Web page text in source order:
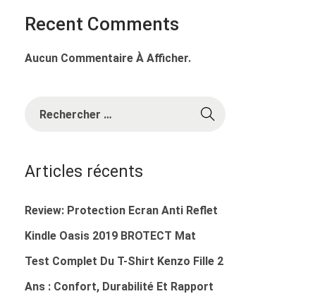
Recent Comments
Aucun Commentaire À Afficher.
H
R
H
E
R
Articles récents
Review: Protection Ecran Anti Reflet
Kindle Oasis 2019 BROTECT Mat
Test Complet Du T-Shirt Kenzo Fille 2
Ans : Confort, Durabilité Et Rapport